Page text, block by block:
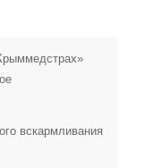
вскармливания